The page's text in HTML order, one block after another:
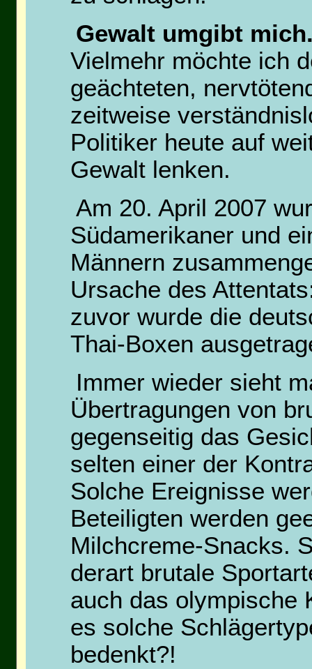
Gewalt umgibt
Vielmehr möchte ich
geächteten,
zeitweise
Politiker heute auf
Gewalt lenken.
Am 20. April 2007
Südamerikaner und
Männern
Ursache des
zuvor wurde die
Thai-Boxen
Immer wieder sieht
Übertragungen von
gegenseitig das
selten einer der
Solche Ereignisse
Beteiligten werden
Milchcreme-Snacks.
derart brutale
auch das olympische
es solche
bedenkt?!